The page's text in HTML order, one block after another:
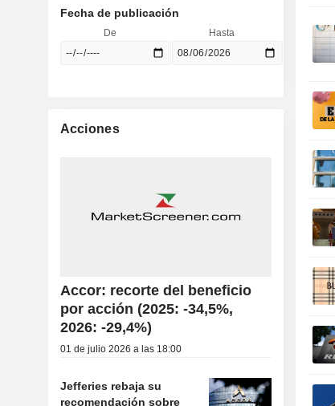
Fecha de publicación
De Hasta
Acciones
Accor: recorte del beneficio
por acción (2025: -34,5%,
2026: -29,4%)
01 de julio 2026 a las 18:00
Jefferies rebaja su
recomendación sobre